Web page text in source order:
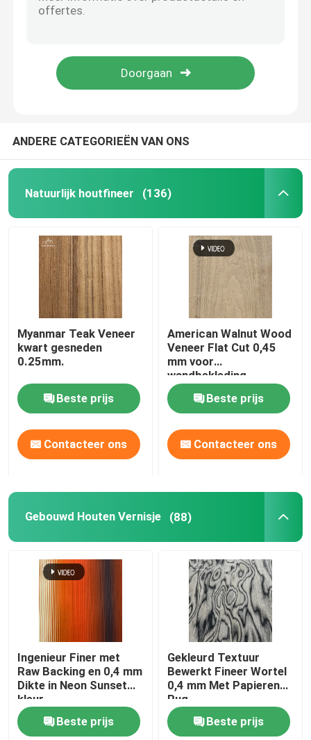
Gebouwd Houten Vernisje
Vernispaneel
Het Triplex van het hardhoutvernisje
mdf houten raad
Bamboe Houten Vernisje
Rubberen houten vingerlasplaat
OSB-georiënteerd strandbord
ANDERE CATEGORIEËN VAN ONS
Natuurlijk houtfineer (136)
Myanmar Teak Veneer
kwart gesneden
0.25mm.
Beste prijs
Contacteer ons
American Walnut Wood
Veneer Flat Cut 0,45
mm voor
wandbekleding
Beste prijs
Contacteer ons
Gebouwd Houten Vernisje (88)
Ingenieur Finer met
Raw Backing en 0,4 mm
Dikte in Neon Sunset
kleur
Beste prijs
Gekleurd Textuur
Bewerkt Fineer Wortel
0,4 mm Met Papieren
Rug
Beste prijs